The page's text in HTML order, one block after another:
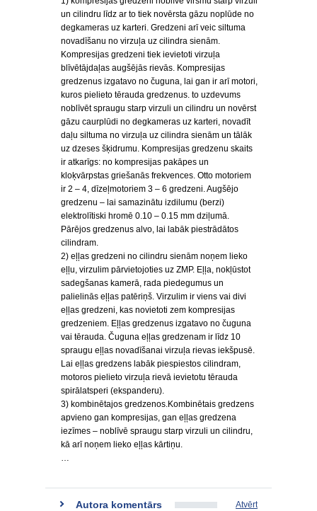
un cilindru līdz ar to tiek novērsta gāzu noplūde no
degkameras uz karteri. Gredzeni arī veic siltuma
novadīšanu no virzuļa uz cilindra sienām.
Kompresijas gredzeni tiek ievietoti virzuļa
blīvētājdaļas augšējās rievās. Kompresijas
gredzenus izgatavo no čuguna, lai gan ir arī motori,
kuros pielieto tērauda gredzenus. to uzdevums
noblīvēt spraugu starp virzuli un cilindru un novērst
gāzu caurplūdi no degkameras uz karteri, novadīt
daļu siltuma no virzuļa uz cilindra sienām un tālāk
uz dzeses šķidrumu. Kompresijas gredzenu skaits
ir atkarīgs: no kompresijas pakāpes un
kloķvārpstas griešanās frekvences. Otto motoriem
ir 2 – 4, dīzeļmotoriem 3 – 6 gredzeni. Augšējo
gredzenu – lai samazinātu izdilumu (berzi)
elektrolītiski hromē 0.10 – 0.15 mm dziļumā.
Pārējos gredzenus alvo, lai labāk piestrādātos
cilindram.
2) eļļas gredzeni no cilindru sienām noņem lieko
eļļu, virzulim pārvietojoties uz ZMP. Eļļa, nokļūstot
sadegšanas kamerā, rada piedegumus un
palielinās eļļas patēriņš. Virzulim ir viens vai divi
eļļas gredzeni, kas novietoti zem kompresijas
gredzeniem. Eļļas gredzenus izgatavo no čuguna
vai tērauda. Čuguna eļļas gredzenam ir līdz 10
spraugu eļļas novadīšanai virzuļa rievas iekšpusē.
Lai eļļas gredzens labāk piespiestos cilindram,
motoros pielieto virzuļa rievā ievietotu tērauda
spirālatsperi (ekspanderu).
3) kombinētajos gredzenos.Kombinētais gredzens
apvieno gan kompresijas, gan eļļas gredzena
iezīmes – noblīvē spraugu starp virzuli un cilindru,
kā arī noņem lieko eļļas kārtiņu.
…
Autora komentārs Atvērt